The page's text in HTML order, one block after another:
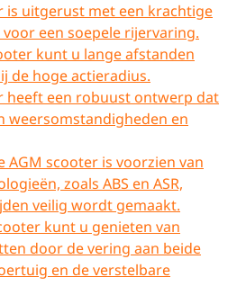
is uitgerust met een krachtige
een soepele rijervaring.
kunt u lange afstanden
de hoge actieradius.
heeft een robuust ontwerp dat
weersomstandigheden en
AGM scooter is voorzien van
zoals ABS en ASR,
veilig wordt gemaakt.
kunt u genieten van
door de vering aan beide
en de verstelbare